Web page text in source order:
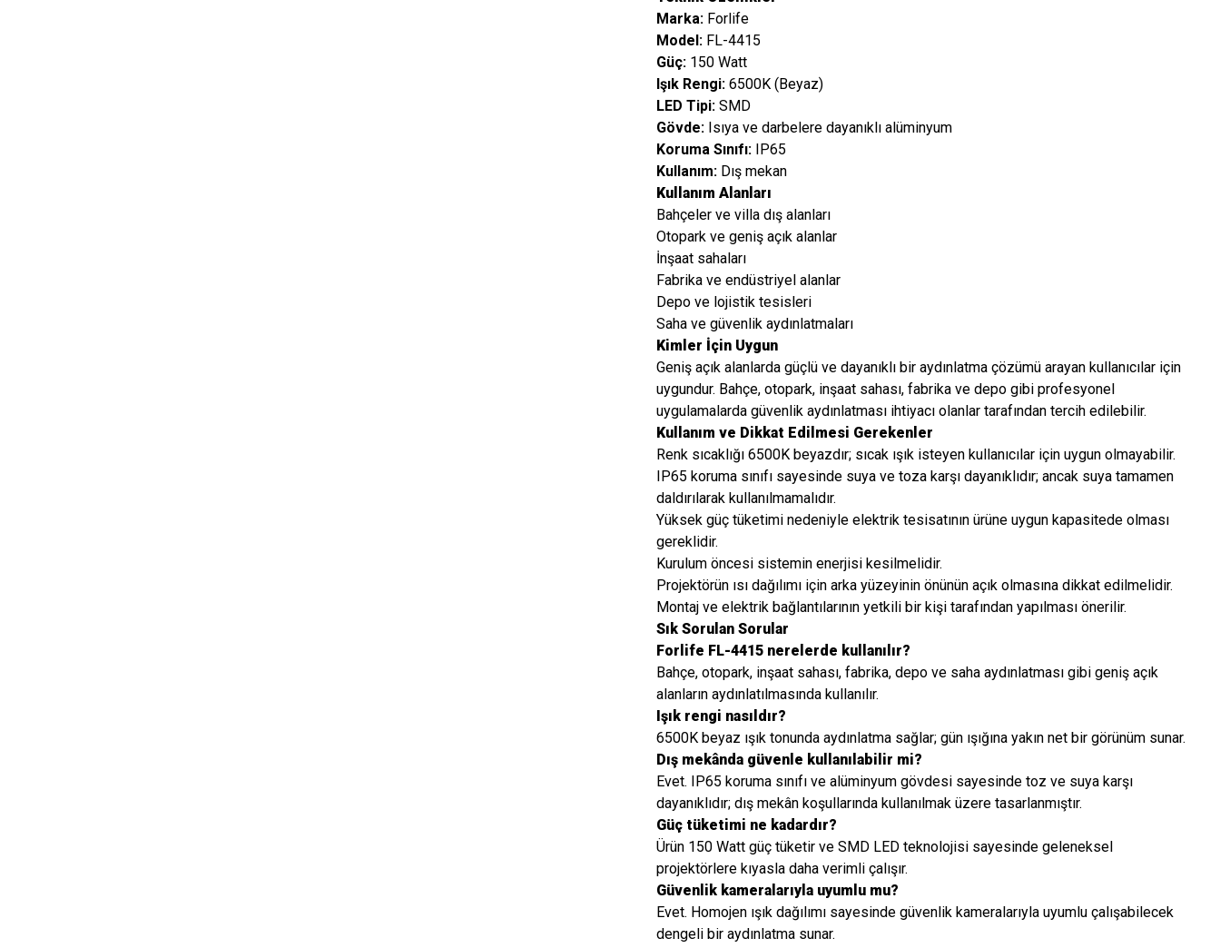
Marka: Forlife
Model: FL-4415
Güç: 150 Watt
Işık Rengi: 6500K (Beyaz)
LED Tipi: SMD
Gövde: Isıya ve darbelere dayanıklı alüminyum
Koruma Sınıfı: IP65
Kullanım: Dış mekan
Kullanım Alanları
Bahçeler ve villa dış alanları
Otopark ve geniş açık alanlar
İnşaat sahaları
Fabrika ve endüstriyel alanlar
Depo ve lojistik tesisleri
Saha ve güvenlik aydınlatmaları
Kimler İçin Uygun
Geniş açık alanlarda güçlü ve dayanıklı bir aydınlatma çözümü arayan kullanıcılar için
uygundur. Bahçe, otopark, inşaat sahası, fabrika ve depo gibi profesyonel
uygulamalarda güvenlik aydınlatması ihtiyacı olanlar tarafından tercih edilebilir.
Kullanım ve Dikkat Edilmesi Gerekenler
Renk sıcaklığı 6500K beyazdır; sıcak ışık isteyen kullanıcılar için uygun olmayabilir.
IP65 koruma sınıfı sayesinde suya ve toza karşı dayanıklıdır; ancak suya tamamen
daldırılarak kullanılmamalıdır.
Yüksek güç tüketimi nedeniyle elektrik tesisatının ürüne uygun kapasitede olması
gereklidir.
Kurulum öncesi sistemin enerjisi kesilmelidir.
Projektörün ısı dağılımı için arka yüzeyinin önünün açık olmasına dikkat edilmelidir.
Montaj ve elektrik bağlantılarının yetkili bir kişi tarafından yapılması önerilir.
Sık Sorulan Sorular
Forlife FL-4415 nerelerde kullanılır?
Bahçe, otopark, inşaat sahası, fabrika, depo ve saha aydınlatması gibi geniş açık
alanların aydınlatılmasında kullanılır.
Işık rengi nasıldır?
6500K beyaz ışık tonunda aydınlatma sağlar; gün ışığına yakın net bir görünüm sunar.
Dış mekânda güvenle kullanılabilir mi?
Evet. IP65 koruma sınıfı ve alüminyum gövdesi sayesinde toz ve suya karşı
dayanıklıdır; dış mekân koşullarında kullanılmak üzere tasarlanmıştır.
Güç tüketimi ne kadardır?
Ürün 150 Watt güç tüketir ve SMD LED teknolojisi sayesinde geleneksel
projektörlere kıyasla daha verimli çalışır.
Güvenlik kameralarıyla uyumlu mu?
Evet. Homojen ışık dağılımı sayesinde güvenlik kameralarıyla uyumlu çalışabilecek
dengeli bir aydınlatma sunar.